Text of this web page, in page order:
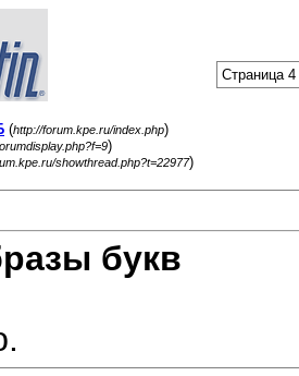
Страница 4
(http://forum.kpe.ru/index.php)
)
showthread.php?t=22977)
букв